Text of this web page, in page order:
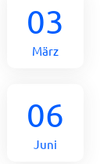
03
März
06
Juni